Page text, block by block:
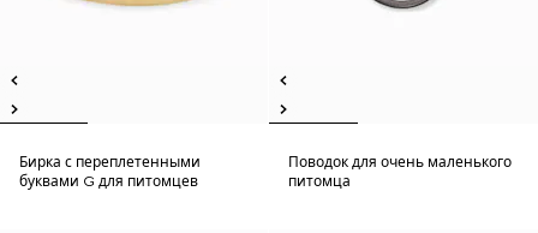
Бирка с переплетенными
буквами G для питомцев
Поводок для очень маленького
питомца